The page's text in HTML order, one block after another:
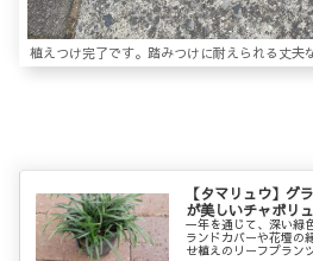
植えつけ完了です。踏みつけに耐えられる丈夫
【タマリュウ】グ
が美しいチャボリ
一年を通じて、深い緑
ランドカバーや花壇の
せ植えのリーフプラン